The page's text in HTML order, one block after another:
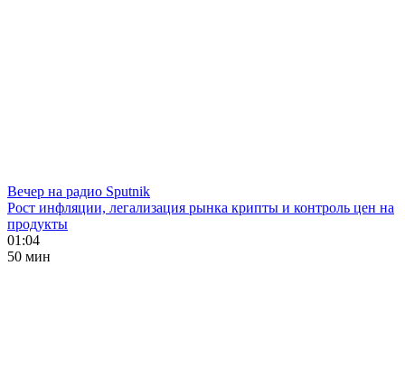
Вечер на радио Sputnik
Рост инфляции, легализация рынка крипты и контроль цен на
продукты
01:04
50 мин